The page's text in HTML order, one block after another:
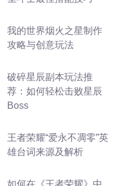
我的世界烟火之星制作
攻略与创意玩法
破碎星辰副本玩法推
荐：如何轻松击败星辰
Boss
王者荣耀“爱永不凋零”英
雄台词来源及解析
如何在《王者荣耀》中